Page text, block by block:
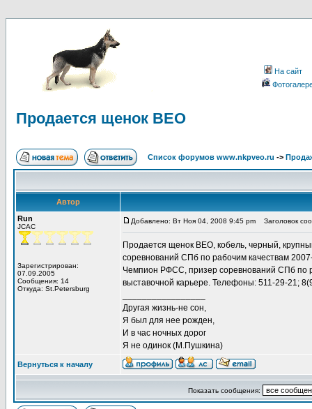
На сайт
Продается щенок ВЕО
Список форумов www.nkpveo.ru ->
Автор
Run
JCAC
Зарегистрирован:
07.09.2005
Сообщения: 14
Откуда: St.Petersburg
Добавлено: Вт Ноя 04, 2008 9:45 pm Заголовок
Продается щенок ВЕО, кобель, черный,
соревнований СПб по рабочим качествам
Чемпион РФСС, призер соревнований СПб по
выставочной карьере. Телефоны: 511-29-21;
Другая жизнь-не сон,
Я был для нее рожден,
И в час ночных дорог
Я не одинок (М.Пушкина)
Вернуться к началу
Показать сообщения: